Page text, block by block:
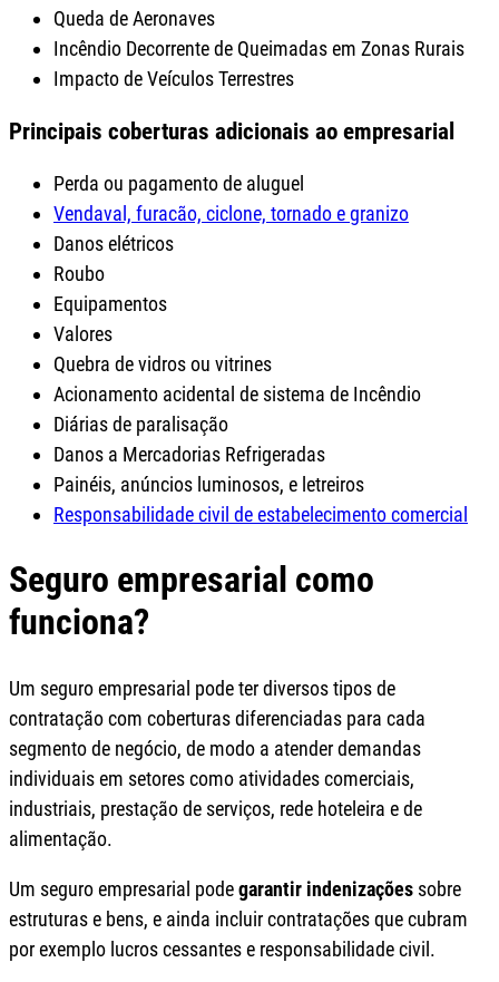
Queda de Aeronaves
Incêndio Decorrente de Queimadas em Zonas Rurais
Impacto de Veículos Terrestres
Principais coberturas adicionais ao empresarial
Perda ou pagamento de aluguel
Vendaval, furacão, ciclone, tornado e granizo
Danos elétricos
Roubo
Equipamentos
Valores
Quebra de vidros ou vitrines
Acionamento acidental de sistema de Incêndio
Diárias de paralisação
Danos a Mercadorias Refrigeradas
Painéis, anúncios luminosos, e letreiros
Responsabilidade civil de estabelecimento comercial
Seguro empresarial como
funciona?
Um seguro empresarial pode ter diversos tipos de
contratação com coberturas diferenciadas para cada
segmento de negócio, de modo a atender demandas
individuais em setores como atividades comerciais,
industriais, prestação de serviços, rede hoteleira e de
alimentação.
Um seguro empresarial podegarantir indenizações sobre
estruturas e bens, e ainda incluir contratações que cubram
por exemplo lucros cessantes e responsabilidade civil.